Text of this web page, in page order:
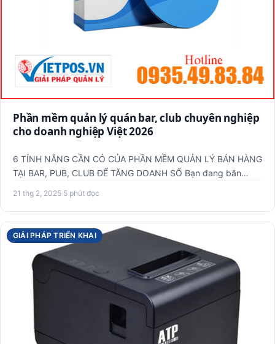
Phần mềm quản lý quán bar, club chuyên nghiệp
cho doanh nghiệp Việt 2026
6 TÍNH NĂNG CẦN CÓ CỦA PHẦN MỀM QUẢN LÝ BÁN HÀNG
TẠI BAR, PUB, CLUB ĐỂ TĂNG DOANH SỐ Bạn đang băn
khoăn liệu phần mềm…
21 thg 2, 2025·5 phút đọc
GIẢI PHÁP TRIỂN KHAI